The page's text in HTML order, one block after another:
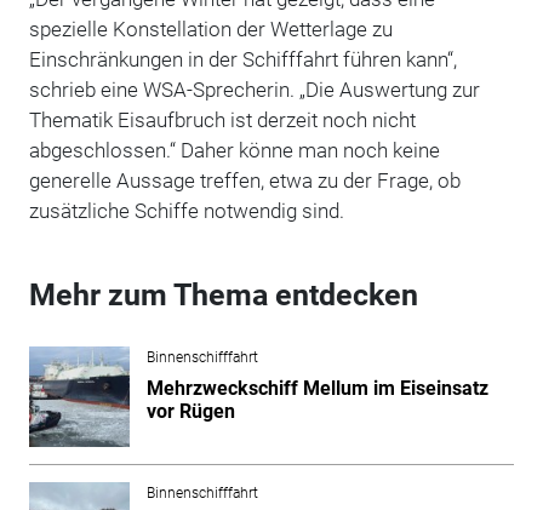
spezielle Konstellation der Wetterlage zu
Einschränkungen in der Schifffahrt führen kann“,
schrieb eine WSA-Sprecherin. „Die Auswertung zur
Thematik Eisaufbruch ist derzeit noch nicht
abgeschlossen.“ Daher könne man noch keine
generelle Aussage treffen, etwa zu der Frage, ob
zusätzliche Schiffe notwendig sind.
Mehr zum Thema entdecken
Binnenschifffahrt
Mehrzweckschiff Mellum im Eiseinsatz
vor Rügen
Binnenschifffahrt